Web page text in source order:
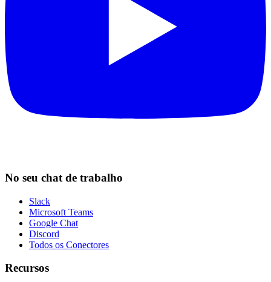
No seu chat de trabalho
Slack
Microsoft Teams
Google Chat
Discord
Todos os Conectores
Recursos